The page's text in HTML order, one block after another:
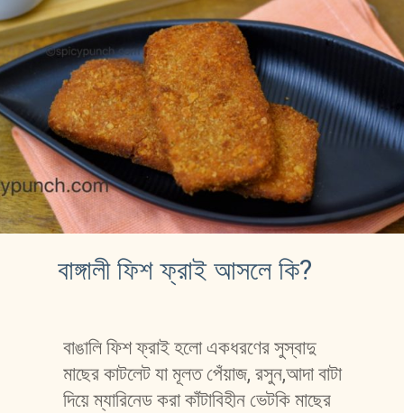
বাঙ্গালী ফিশ ফ্রাই আসলে কি?
বাঙালি ফিশ ফ্রাই হলো একধরণের সুস্বাদু
মাছের কাটলেট যা মূলত পেঁয়াজ, রসুন,আদা বাটা
দিয়ে ম্যারিনেড করা কাঁটাবিহীন ভেটকি মাছের